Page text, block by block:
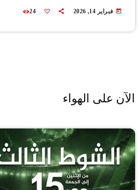
today فبراير 14, 2026 24
الآن على الهواء